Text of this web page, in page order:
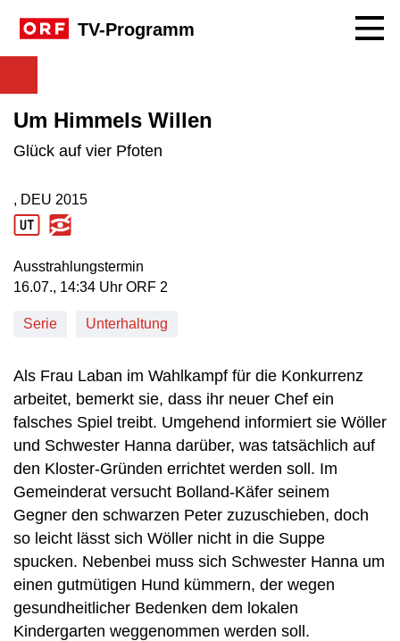
TV-Programm
Um Himmels Willen
Glück auf vier Pfoten
Produktionsland: DEU
, DEU
Produktionsjahr: 2015
2015
Ausstrahlungstermin
16. Juli, 14:34 Uhr in ORF 2
16.07., 14:34 Uhr ORF 2
Serie Unterhaltung
Als Frau Laban im Wahlkampf für die Konkurrenz
arbeitet, bemerkt sie, dass ihr neuer Chef ein
falsches Spiel treibt. Umgehend informiert sie Wöller
und Schwester Hanna darüber, was tatsächlich auf
den Kloster-Gründen errichtet werden soll. Im
Gemeinderat versucht Bolland-Käfer seinem
Gegner den schwarzen Peter zuzuschieben, doch
so leicht lässt sich Wöller nicht in die Suppe
spucken. Nebenbei muss sich Schwester Hanna um
einen gutmütigen Hund kümmern, der wegen
gesundheitlicher Bedenken dem lokalen
Kindergarten weggenommen werden soll.